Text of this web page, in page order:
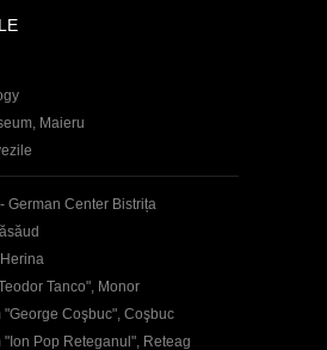
Maieru
German Center Bistrița
Tanco", Monor
Coşbuc", Coşbuc
Pop Reteganul", Reteag